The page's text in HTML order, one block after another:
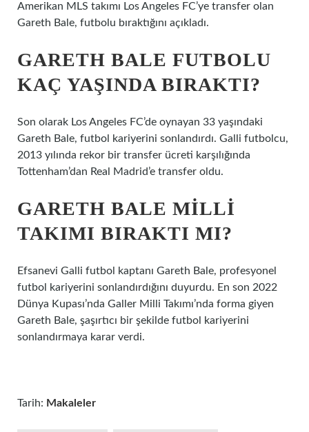
Amerikan MLS takımı Los Angeles FC’ye transfer olan
Gareth Bale, futbolu bıraktığını açıkladı.
GARETH BALE FUTBOLU
KAÇ YAŞINDA BIRAKTI?
Son olarak Los Angeles FC’de oynayan 33 yaşındaki
Gareth Bale, futbol kariyerini sonlandırdı. Galli futbolcu,
2013 yılında rekor bir transfer ücreti karşılığında
Tottenham’dan Real Madrid’e transfer oldu.
GARETH BALE MILLI
TAKIMI BIRAKTI MI?
Efsanevi Galli futbol kaptanı Gareth Bale, profesyonel
futbol kariyerini sonlandırdığını duyurdu. En son 2022
Dünya Kupası’nda Galler Milli Takımı’nda forma giyen
Gareth Bale, şaşırtıcı bir şekilde futbol kariyerini
sonlandırmaya karar verdi.
Tarih: Makaleler